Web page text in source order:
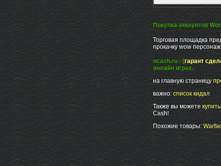
Покупка аккаунтов
Торговая площадка
прокачку wow
ocash.ru - [гарант
онлайн играх.
на главную страницу
важно: список кидал
Также вы можете
Cash!
Похожие товары: